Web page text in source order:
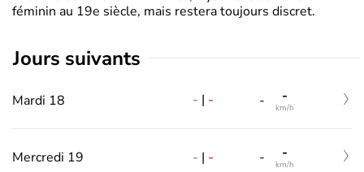
féminin au 19e siècle, mais restera toujours discret.
jours suivants
Mardi 18 - | - - -
km/h
Mercredi 19 - | - - -
km/h